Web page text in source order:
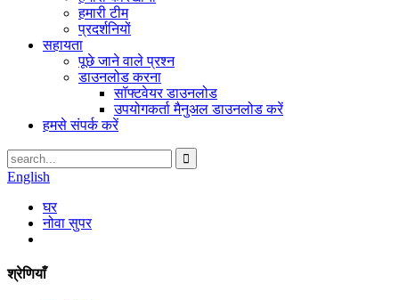
हमारी टीम
प्रदर्शनियों
सहायता
पूछे जाने वाले प्रश्न
डाउनलोड करना
सॉफ्टवेयर डाउनलोड
उपयोगकर्ता मैनुअल डाउनलोड करें
हमसे संपर्क करें
English
घर
नोवा सुपर
श्रेणियाँ